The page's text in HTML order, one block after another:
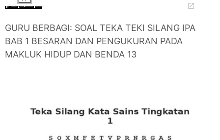
GURU BERBAGI: SOAL TEKA TEKI SILANG IPA
BAB 1 BESARAN DAN PENGUKURAN PADA
MAKLUK HIDUP DAN BENDA 13